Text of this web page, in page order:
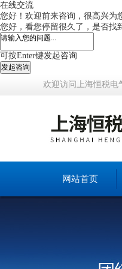
在线交流
您好！欢迎前来咨询，很高兴为
您好，看您停留很久了，是否找
可按Enter键发起咨询
发起咨询
欢迎访问上海恒税电
网站首页